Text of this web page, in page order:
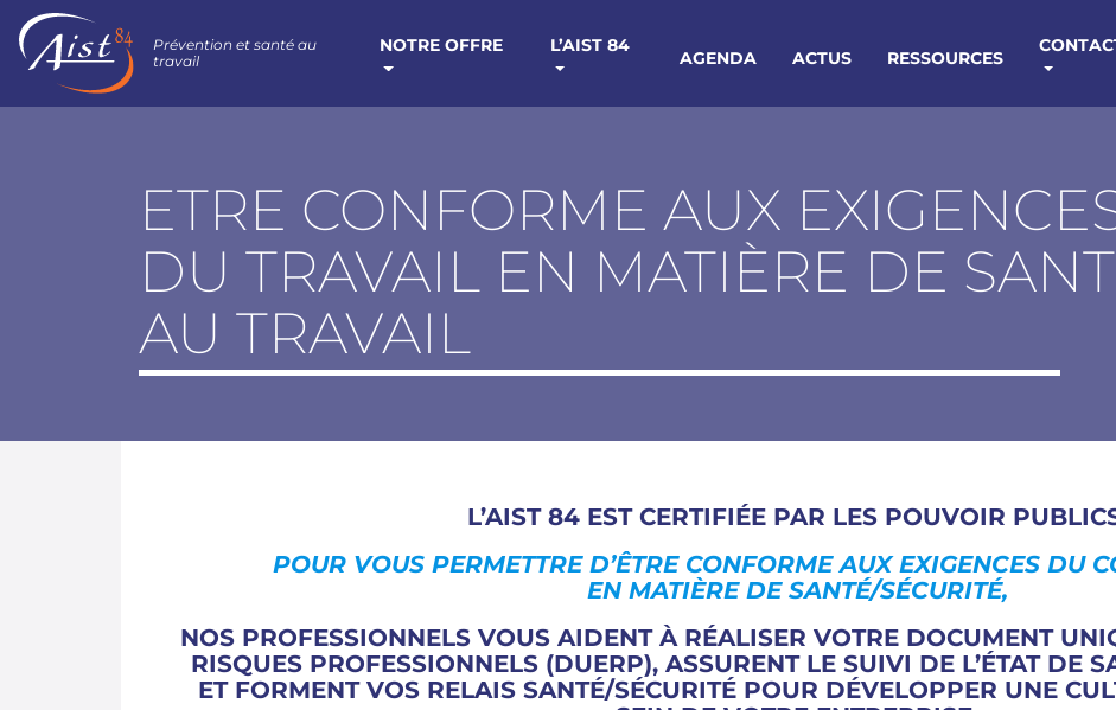
Prévention et santé au
travail
NOTRE OFFRE L’AIST 84
AGENDA ACTUS RESSOURCES
ETRE CONFORME AUX
DU TRAVAIL EN MATIÈRE DE
AU TRAVAIL
L’AIST 84 EST CERTIFIÉEPAR LES POUVOIR
POUR VOUS PERMETTRE D’ÊTRE CONFORME AUX EXIGENCES DU
EN MATIÈRE DE SANTÉ/SÉCURITÉ,
NOS PROFESSIONNELS VOUS AIDENT À RÉALISER VOTRE DOCUMENT
RISQUES PROFESSIONNELS(DUERP), ASSURENT LE SUIVI DE L’ÉTAT DE
ET FORMENT VOS RELAIS SANTÉ/SÉCURITÉ POUR DÉVELOPPER UNE